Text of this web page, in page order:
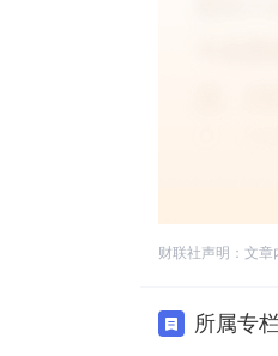
财联社声明：文章
所属专栏